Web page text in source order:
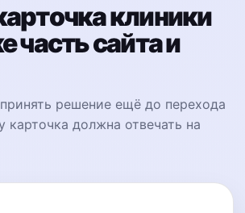
клиники
часть сайта и
решение ещё до перехода
карточка должна отвечать на